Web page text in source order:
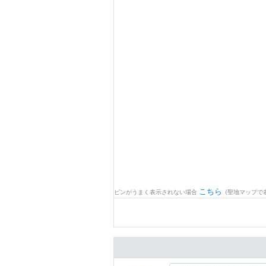
ピンがうまく表示されない場合 こちら (聖地マップで